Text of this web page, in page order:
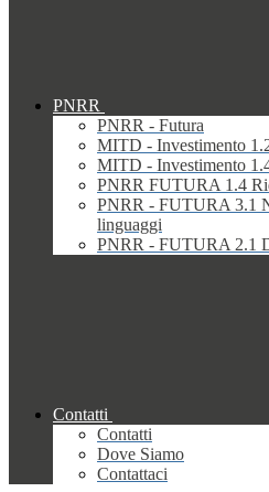
PNRR
PNRR - Futura
MITD - Investimento
MITD - Investimento
PNRR FUTURA 1.4
PNRR - FUTURA 3.1
linguaggi
PNRR - FUTURA 2.1
Contatti
Contatti
Dove Siamo
Contattaci